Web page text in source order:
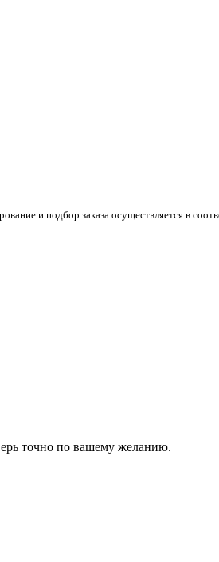
и подбор заказа осуществляется в
точно по вашему желанию.